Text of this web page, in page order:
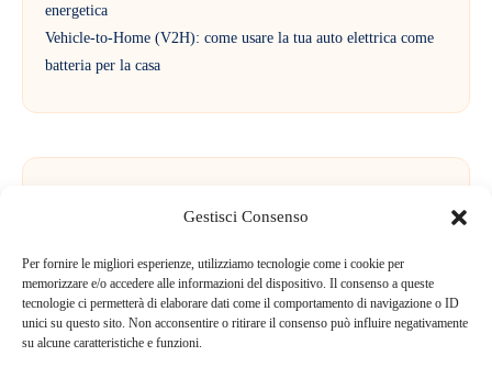
Gestisci Consenso
Per fornire le migliori esperienze, utilizziamo tecnologie come i cookie per
memorizzare e/o accedere alle informazioni del dispositivo. Il consenso a queste
tecnologie ci permetterà di elaborare dati come il comportamento di navigazione o ID
unici su questo sito. Non acconsentire o ritirare il consenso può influire negativamente
su alcune caratteristiche e funzioni.
energetica
Vehicle-to-Home (V2H): come usare la tua auto elettrica come
batteria per la casa
Commenti recenti
Nessun commento da mostrare.